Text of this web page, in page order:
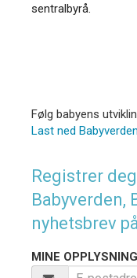
sentralbyrå.
Følg babyens
Last ned
Registrer
Babyverden,
nyhetsbrev
MINE